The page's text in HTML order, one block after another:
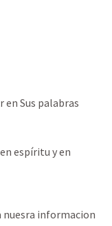
en Sus palabras
espíritu y en
nuesra informacion